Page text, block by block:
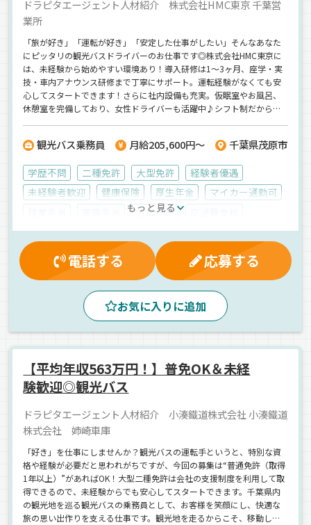
ドラピタエージェント人材紹介 株式会社HMC東京 千葉営
業所
「旅が好き」「運転が好き」「安定した仕事がしたい」そんなあなた
にピッタリの観光バスドライバーのお仕事です◎株式会社HMC東京に
は、未経験から始めやすい環境あり！導入研修は1〜3ヶ月、座学・実
技・車内アナウンス研修まで丁寧にサポート。運転経験がなくても安
心してスタートできます！さらに社内設備も充実。仮眠室やお風呂、
休憩室を完備しており、女性ドライバーも活躍中♪シフト制だから予
どで収入面も安心◎年収480万円も可能です★【株式会社HMC東京】
なります！
観光バス乗務員 月給205,600円～ 千葉県茂原市
学歴不問 二種免許 大型免許
経験者優遇
未経験者歓迎
健康保険 厚生年金
マイカー通勤可
労災保険
無事故手当
再雇用制度 昇給
有給休暇
雇用保険
制服・作業着貸与 夕方
真夜中
夜 地場 中距離 観光バス
一般旅客
正社員
もっと見る
電話する 応募する
お気に入りに追加
【平均年収563万円！】普免OK＆未経
験歓迎◎観光バス
ドラピタエージェント人材紹介 小湊鐵道株式会社 小湊鐵道
株式会社 姉崎車庫
「好き」を仕事にしませんか？観光バスの運転手というと、特別な資
格や経験が必要だと思われがちですが、今回の募集は“普通免許（取得
1年以上）”があればOK！大型二種免許は会社の支援制度を利用して取
得できるので、未経験からでも安心してスタートできます。千葉県内
の観光地を巡る観光バスの乗務員として、お客様を笑顔にし、快適な
旅の思い出作りを支える仕事です。観光地を走るからこそ、移動しな